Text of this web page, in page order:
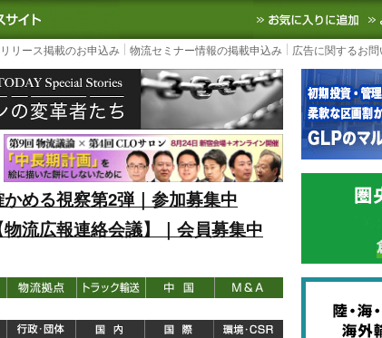
内最大の物流ニュースサイト3PL, SCMなど国内外の最新の物流ニ
リース掲載のお申込み 物流セミナー情報の掲載申込み 広告に関するお
める視察第2弾｜参加募集中
流広報連絡会議】｜会員募集中